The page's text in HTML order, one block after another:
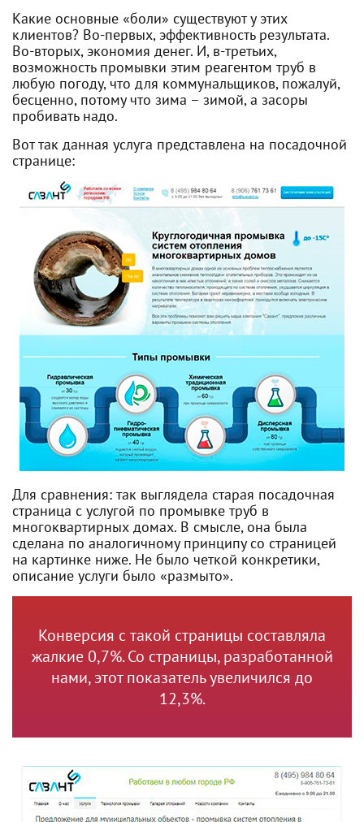
Какие основные «боли» существуют у этих
клиентов? Во-первых, эффективность результата.
Во-вторых, экономия денег. И, в-третьих,
возможность промывки этим реагентом труб в
любую погоду, что для коммунальщиков, пожалуй,
бесценно, потому что зима – зимой, а засоры
пробивать надо.
Вот так данная услуга представлена на посадочной
странице:
Для сравнения: так выглядела старая посадочная
страница с услугой по промывке труб в
многоквартирных домах. В смысле, она была
сделана по аналогичному принципу со страницей
на картинке ниже. Не было четкой конкретики,
описание услуги было «размыто».
Конверсия с такой страницы составляла
жалкие 0,7%. Со страницы, разработанной
нами, этот показатель увеличился до
12,3%.